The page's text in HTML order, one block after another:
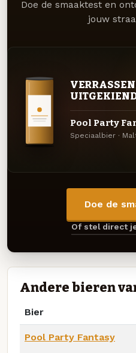
Doe de smaaktest en
jouw
Pool Party
Speciaalbier ·
Doe de
Of stel direct
Andere bieren
Bier
Pool Party Fantasy